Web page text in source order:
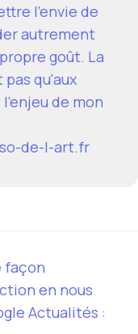
l'envie de
autrement
goût. La
qu'aux
de mon
de-l-art.fr
façon
en nous
Actualités :